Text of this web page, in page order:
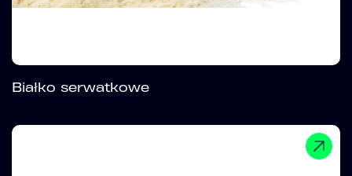
Białko serwatkowe